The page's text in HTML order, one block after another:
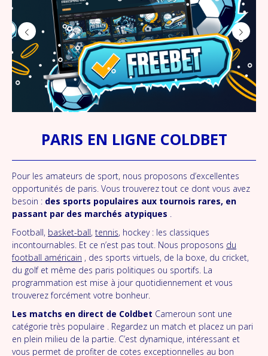
PARIS EN LIGNE COLDBET
Pour les amateurs de sport, nous proposons d’excellentes
opportunités de paris. Vous trouverez tout ce dont vous avez
besoin : des sports populaires aux tournois rares, en
passant par des marchés atypiques
Football, basket-ball, tennis, hockey : les classiques
incontournables. Et ce n’est pas tout. Nous proposons du
football américain , des sports virtuels, de la boxe, du cricket,
du golf et même des paris politiques ou sportifs. La
programmation est mise à jour quotidiennement et vous
trouverez forcément votre bonheur.
Les matchs en direct de Coldbet Cameroun sont une
catégorie très populaire . Regardez un match et placez un pari
en plein milieu de la partie. C’est dynamique, intéressant et
vous permet de profiter de cotes exceptionnelles au bon